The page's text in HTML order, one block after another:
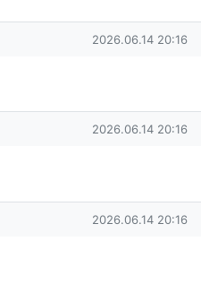
작성일
2026.06.14 20:16
글 작성일
2026.06.14 20:16
작성일
2026.06.14 20:16